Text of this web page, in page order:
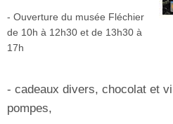
- Ouverture du musée Fléchier
de 10h à 12h30 et de 13h30 à
17h
- cadeaux divers, chocolat et
pompes,